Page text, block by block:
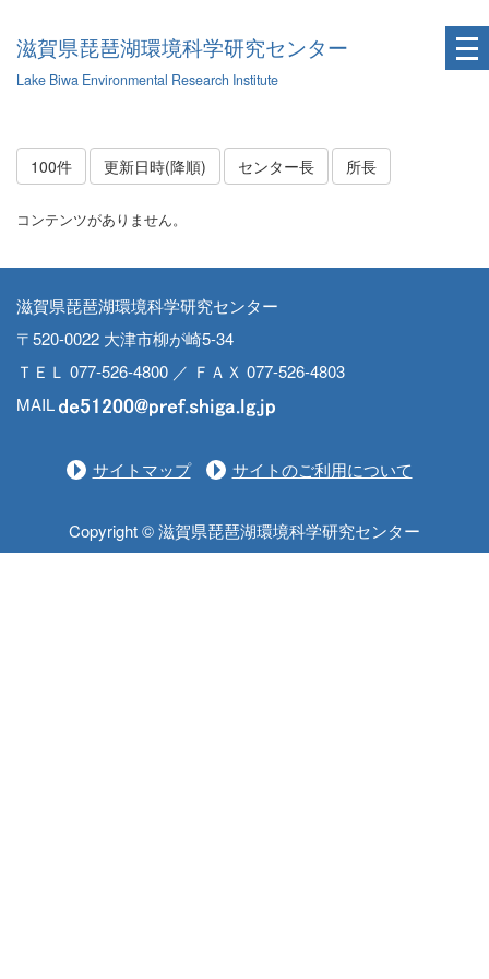
滋賀県琵琶湖環境科学研究センター
Lake Biwa Environmental Research Institute
100件 更新日時(降順) センター長 所長
コンテンツがありません。
滋賀県琵琶湖環境科学研究センター
〒520-0022 大津市柳が崎5-34
ＴＥＬ 077-526-4800 ／ ＦＡＸ 077-526-4803
MAIL
サイトマップ サイトのご利用について
Copyright © 滋賀県琵琶湖環境科学研究センター